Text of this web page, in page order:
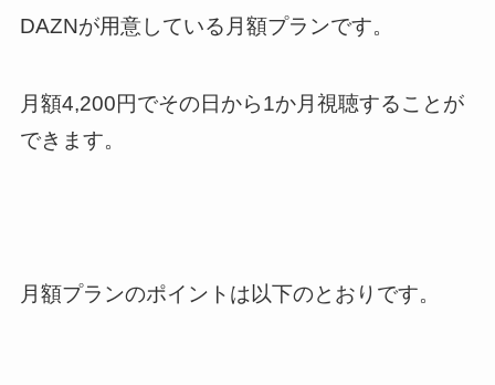
DAZNが用意している月額プランです。
月額4,200円でその日から1か月視聴することが
できます。
月額プランのポイントは以下のとおりです。